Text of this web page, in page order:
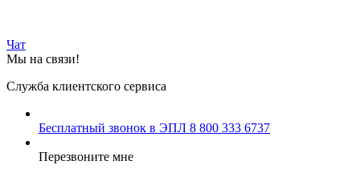
Чат
Мы на связи!
Служба клиентского сервиса
Бесплатный звонок в ЭПЛ 8 800 333 6737
Перезвоните мне